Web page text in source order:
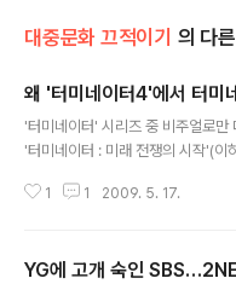
대중문화 끄적이기 의 다
왜 '터미네이터4'에서 터미
'터미네이터' 시리즈 중 비주얼로
'터미네이터 : 미래 전쟁의 시작'(이
했다. 해외 자본 투입해 만들지 않
화 초반부터 거대한 전투 장면으로
1 1 2009. 5. 17.
YG에 고개 숙인